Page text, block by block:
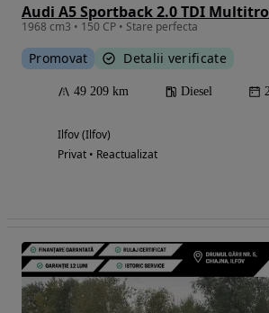
Audi A5 Sportback 2.0 TDI
1968 cm3 • 150 CP • Stare perfecta
Promovat Detalii verificate
49 209 km Diesel
Ilfov (Ilfov)
Privat • Reactualizat